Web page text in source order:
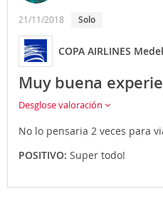
21/11/2018 Solo
COPA AIRLINES
Muy buena
Desglose valoración
No lo pensaria 2 veces para
POSITIVO: Super todo!